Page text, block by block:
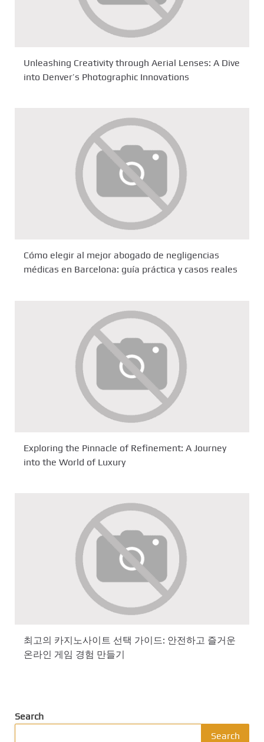
Unleashing Creativity through Aerial Lenses: A Dive
into Denver’s Photographic Innovations
Cómo elegir al mejor abogado de negligencias
médicas en Barcelona: guía práctica y casos reales
Exploring the Pinnacle of Refinement: A Journey
into the World of Luxury
최고의 카지노사이트 선택 가이드: 안전하고 즐거운
온라인 게임 경험 만들기
Search
Search